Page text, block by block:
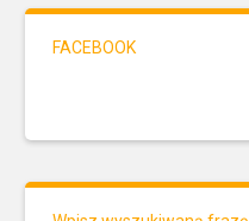
FACEBOOK